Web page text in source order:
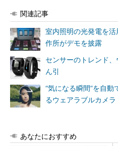
関連記事
室内照明の光発電を
作所がデモを披露
センサーのトレンド
ん引
“気になる瞬間”を自
るウェアラブルカメラ
あなたにおすすめ